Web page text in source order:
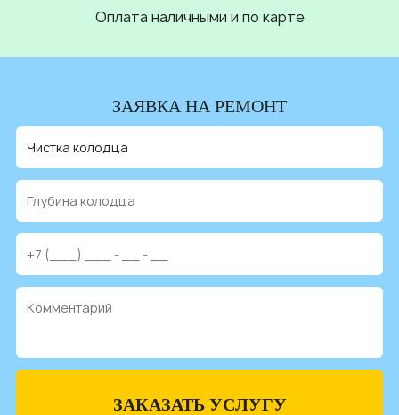
Оплата наличными и по карте
ЗАЯВКА НА РЕМОНТ
ЗАКАЗАТЬ УСЛУГУ